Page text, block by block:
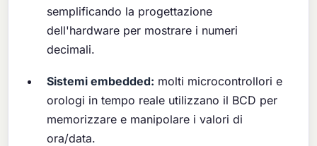
semplificando la progettazione
dell'hardware per mostrare i numeri
decimali.
Sistemi embedded: molti microcontrollori e
orologi in tempo reale utilizzano il BCD per
memorizzare e manipolare i valori di
ora/data.